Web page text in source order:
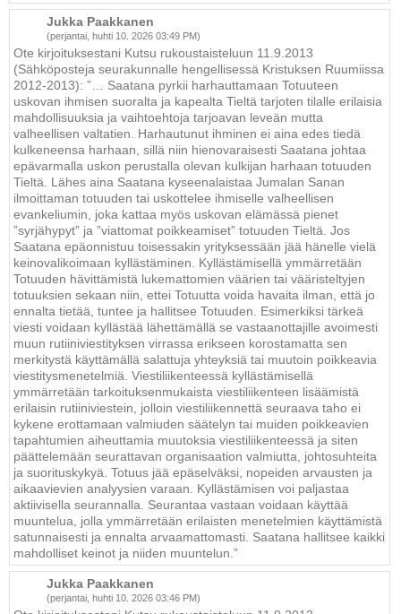
Jukka Paakkanen
(perjantai, huhti 10. 2026 03:49 PM)
Ote kirjoituksestani Kutsu rukoustaisteluun 11.9.2013
(Sähköposteja seurakunnalle hengellisessä Kristuksen Ruumiissa
2012-2013): ”… Saatana pyrkii harhauttamaan Totuuteen
uskovan ihmisen suoralta ja kapealta Tieltä tarjoten tilalle erilaisia
mahdollisuuksia ja vaihtoehtoja tarjoavan leveän mutta
valheellisen valtatien. Harhautunut ihminen ei aina edes tiedä
kulkeneensa harhaan, sillä niin hienovaraisesti Saatana johtaa
epävarmalla uskon perustalla olevan kulkijan harhaan totuuden
Tieltä. Lähes aina Saatana kyseenalaistaa Jumalan Sanan
ilmoittaman totuuden tai uskottelee ihmiselle valheellisen
evankeliumin, joka kattaa myös uskovan elämässä pienet
”syrjähypyt” ja ”viattomat poikkeamiset” totuuden Tieltä. Jos
Saatana epäonnistuu toisessakin yrityksessään jää hänelle vielä
keinovalikoimaan kyllästäminen. Kyllästämisellä ymmärretään
Totuuden hävittämistä lukemattomien väärien tai vääristeltyjen
totuuksien sekaan niin, ettei Totuutta voida havaita ilman, että jo
ennalta tietää, tuntee ja hallitsee Totuuden. Esimerkiksi tärkeä
viesti voidaan kyllästää lähettämällä se vastaanottajille avoimesti
muun rutiiniviestityksen virrassa erikseen korostamatta sen
merkitystä käyttämällä salattuja yhteyksiä tai muutoin poikkeavia
viestitysmenetelmiä. Viestiliikenteessä kyllästämisellä
ymmärretään tarkoituksenmukaista viestiliikenteen lisäämistä
erilaisin rutiiniviestein, jolloin viestiliikennettä seuraava taho ei
kykene erottamaan valmiuden säätelyn tai muiden poikkeavien
tapahtumien aiheuttamia muutoksia viestiliikenteessä ja siten
päättelemään seurattavan organisaation valmiutta, johtosuhteita
ja suorituskykyä. Totuus jää epäselväksi, nopeiden arvausten ja
aikaavievien analyysien varaan. Kyllästämisen voi paljastaa
aktiivisella seurannalla. Seurantaa vastaan voidaan käyttää
muuntelua, jolla ymmärretään erilaisten menetelmien käyttämistä
satunnaisesti ja ennalta arvaamattomasti. Saatana hallitsee kaikki
mahdolliset keinot ja niiden muuntelun.”
Jukka Paakkanen
(perjantai, huhti 10. 2026 03:46 PM)